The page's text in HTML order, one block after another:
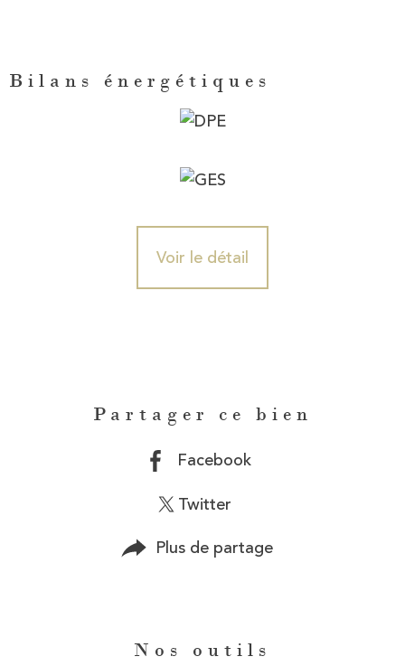
Bilans énergétiques
Voir le détail
Partager ce bien
Facebook
Twitter
Plus de partage
Nos outils